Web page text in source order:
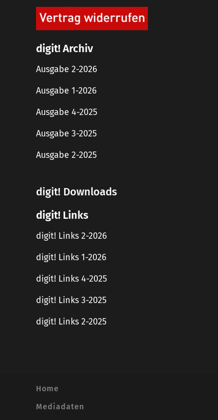
digit! Archiv
Ausgabe 2-2026
Ausgabe 1-2026
Ausgabe 4-2025
Ausgabe 3-2025
Ausgabe 2-2025
digit! Downloads
digit! Links
digit! Links 2-2026
digit! Links 1-2026
digit! Links 4-2025
digit! Links 3-2025
digit! Links 2-2025
Home
Mediadaten